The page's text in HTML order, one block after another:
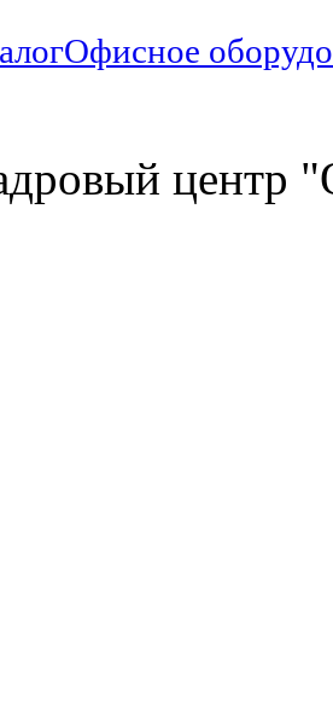
Офисное
центр